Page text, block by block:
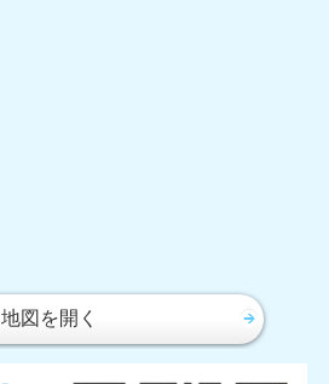
地図を開く